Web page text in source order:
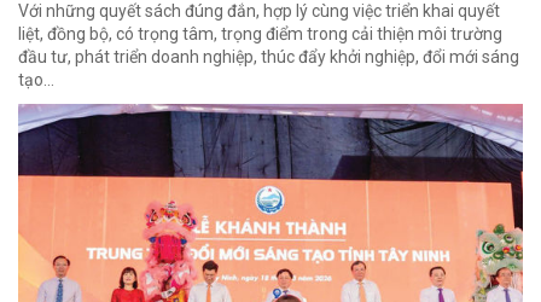
Với những quyết sách đúng đắn, hợp lý cùng việc triển khai quyết
liệt, đồng bộ, có trọng tâm, trọng điểm trong cải thiện môi trường
đầu tư, phát triển doanh nghiệp, thúc đẩy khởi nghiệp, đổi mới sáng
tạo…